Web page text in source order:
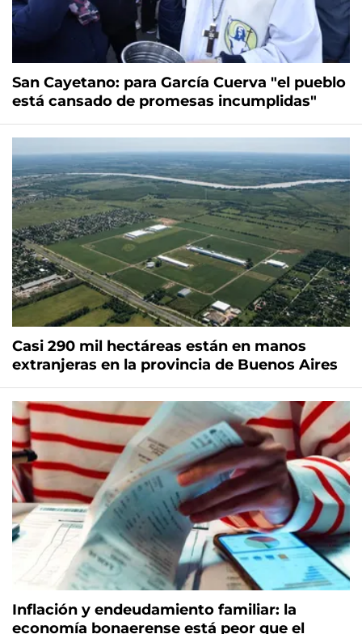
San Cayetano: para García Cuerva "el pueblo
está cansado de promesas incumplidas"
Casi 290 mil hectáreas están en manos
extranjeras en la provincia de Buenos Aires
Inflación y endeudamiento familiar: la
economía bonaerense está peor que el